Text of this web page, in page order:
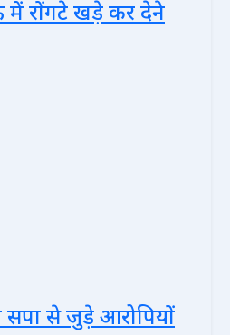
में रोंगटे खड़े कर देने
से जुड़े आरोपियों